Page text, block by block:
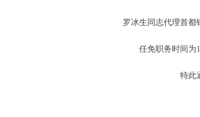
罗冰生同志代理首都
任免职务时间为
特此